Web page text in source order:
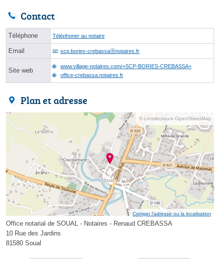
Contact
Téléphone Téléphoner au notaire
Email scp.bories-crebassaⓐnotaires.fr
Site web
www.village-notaires.com/+SCP-BORIES-CREBASSA+
office-crebassa.notaires.fr
Plan et adresse
© contributeurs OpenStreetMap
Corriger l’adresse ou la localisation
Office notarial de SOUAL - Notaires - Renaud CREBASSA
10 Rue des Jardins
81580 Soual